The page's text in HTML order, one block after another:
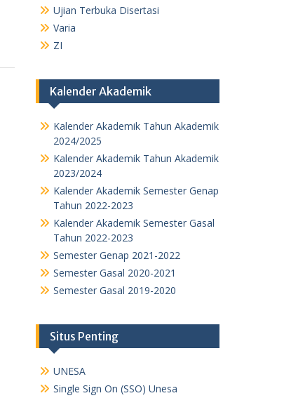
Ujian Terbuka Disertasi
Varia
ZI
Kalender Akademik
Kalender Akademik Tahun Akademik
2024/2025
Kalender Akademik Tahun Akademik
2023/2024
Kalender Akademik Semester Genap
Tahun 2022-2023
Kalender Akademik Semester Gasal
Tahun 2022-2023
Semester Genap 2021-2022
Semester Gasal 2020-2021
Semester Gasal 2019-2020
Situs Penting
UNESA
Single Sign On (SSO) Unesa